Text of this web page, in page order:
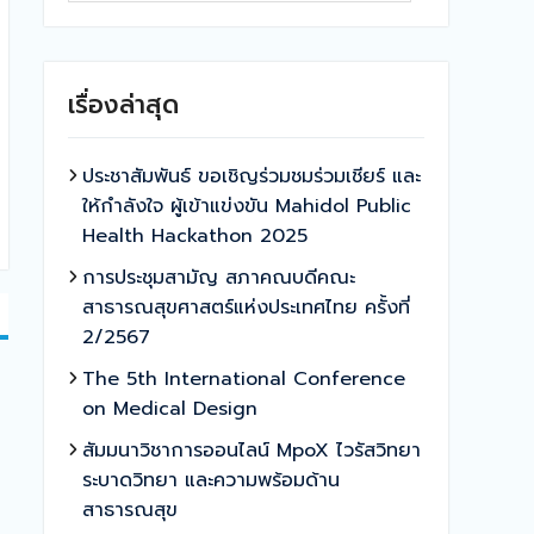
เรื่องล่าสุด
ประชาสัมพันธ์ ขอเชิญร่วมชมร่วมเชียร์ และ
ให้กำลังใจ ผู้เข้าแข่งขัน Mahidol Public
Health Hackathon 2025
การประชุมสามัญ สภาคณบดีคณะ
สาธารณสุขศาสตร์แห่งประเทศไทย ครั้งที่
2/2567
The 5th International Conference
on Medical Design
สัมมนาวิชาการออนไลน์ MpoX ไวรัสวิทยา
ระบาดวิทยา และความพร้อมด้าน
สาธารณสุข